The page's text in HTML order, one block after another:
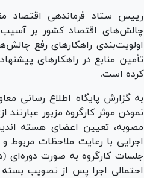
رییس ستاد فرماندهی اقتصاد
چالش‌های اقتصاد کشور بر
اولویت‌بندی راهکار‌های رفع
تأمین منابع در راهکار‌های
کرده است.
به گزارش پایگاه اطلاع رسانی
نمودن موثر کارگروه مزبور
اجرایی با رعایت ملاحظات
جلسات کارگروه به صورت دوره‌ای
احتمالی اجرا پس از تصویب بسته